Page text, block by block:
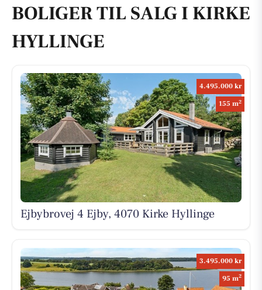
BOLIGER TIL SALG I KIRKE
HYLLINGE
4.495.000 kr
155 m2
Ejbybrovej 4 Ejby, 4070 Kirke Hyllinge
3.495.000 kr
95 m2